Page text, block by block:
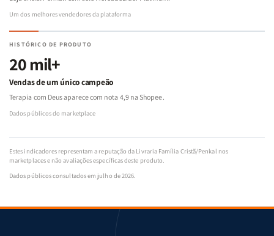
Um dos melhores vendedores da plataforma
HISTÓRICO DE PRODUTO
20 mil+
Vendas de um único campeão
Terapia com Deus aparece com nota 4,9 na Shopee.
Dados públicos do marketplace
Estes indicadores representam a reputação da Livraria Família Cristã/Penkal nos
marketplaces e não avaliações específicas deste produto.
Dados públicos consultados em julho de 2026.